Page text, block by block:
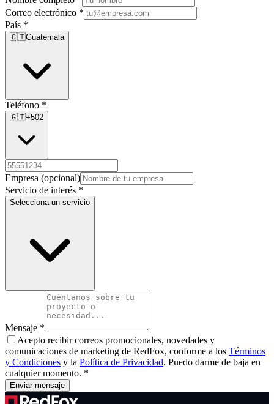
Correo electrónico *
País *
🇬🇹Guatemala
Teléfono *
🇬🇹+502
Empresa (opcional)
Servicio de interés *
Selecciona un servicio
Mensaje *
Acepto recibir correos promocionales, novedades y
comunicaciones de marketing de RedFox, conforme a los Términos
y Condiciones y la Política de Privacidad. Puedo darme de baja en
cualquier momento. *
Enviar mensaje